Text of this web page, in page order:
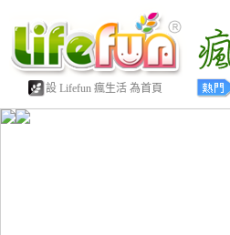
設 Lifefun 瘋生活 為首頁